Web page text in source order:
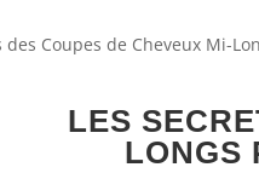
des Coupes de Cheveux Mi-
LES
LONGS